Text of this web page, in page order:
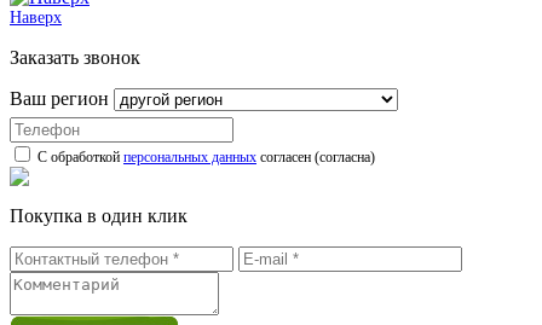
Наверх
Заказать звонок
Ваш регион
С обработкой персональных данных согласен (согласна)
Покупка в один клик